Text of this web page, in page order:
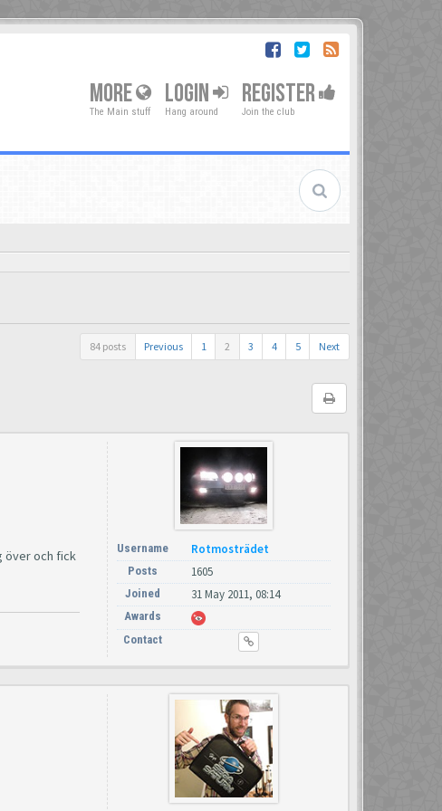
MORE
The Main stuff
LOGIN
Hang around
REGISTER
Join the club
84 posts Previous 1 2 3 4 5 Next
över och fick
Username Rotmosträdet
Posts 1605
Joined 31 May 2011, 08:14
Awards
Contact